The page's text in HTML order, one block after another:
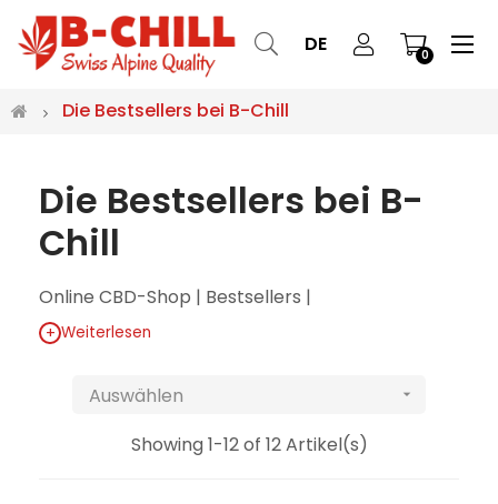
DE 0 ☰
Die Bestsellers bei B-Chill
Die Bestsellers bei B-
Chill
Online CBD-Shop | Bestsellers |
+ Weiterlesen
Auswählen 
Showing 1-12 of 12 Artikel(s)